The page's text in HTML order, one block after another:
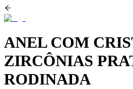
ANEL COM
ZIRCÔNIAS
RODINADA